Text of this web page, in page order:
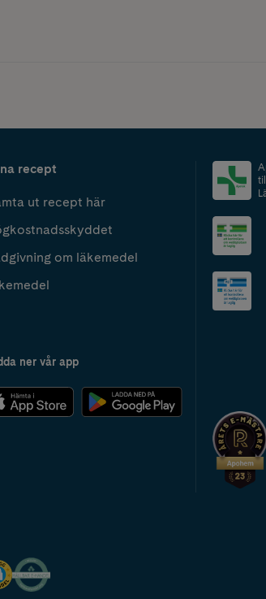
recept
ut recept här
om läkemedel
ner vår app